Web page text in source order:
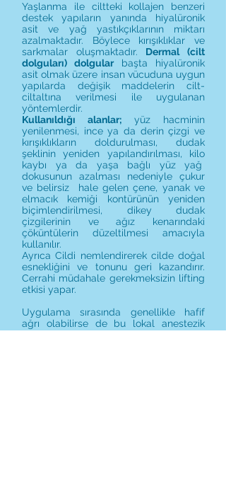
Yaşlanma ile ciltteki kollajen benzeri
destek yapıların yanında hiyalüronik
asit ve yağ yastıkçıklarının miktarı
azalmaktadır. Böylece kırışıklıklar ve
sarkmalar oluşmaktadır. Dermal (cilt
dolguları) dolgular başta hiyalüronik
asit olmak üzere insan vücuduna uygun
yapılarda değişik maddelerin cilt-
ciltaltına verilmesi ile uygulanan
yöntemlerdir.
Kullanıldığı alanlar; yüz hacminin
yenilenmesi, ince ya da derin çizgi ve
kırışıklıkların doldurulması, dudak
şeklinin yeniden yapılandırılması, kilo
kaybı ya da yaşa bağlı yüz yağ
dokusunun azalması nedeniyle çukur
ve belirsiz hale gelen çene, yanak ve
elmacık kemiği kontürünün yeniden
biçimlendirilmesi, dikey dudak
çizgilerinin ve ağız kenarındaki
çöküntülerin düzeltilmesi amacıyla
kullanılır.
Ayrıca Cildi nemlendirerek cilde doğal
esnekliğini ve tonunu geri kazandırır.
Cerrahi müdahale gerekmeksizin lifting
etkisi yapar.
Uygulama sırasında genellikle hafif
ağrı olabilirse de bu lokal anestezik